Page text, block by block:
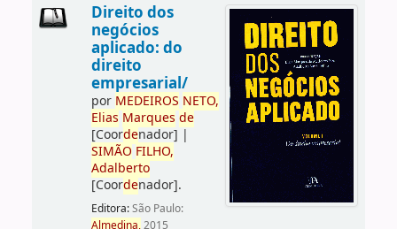
Direito dos
negócios
aplicado: do
direito
empresarial/
por MEDEIROS NETO,
Elias Marques de
[Coordenador] |
SIMÃO FILHO,
Adalberto
[Coordenador].
Editora:São Paulo: